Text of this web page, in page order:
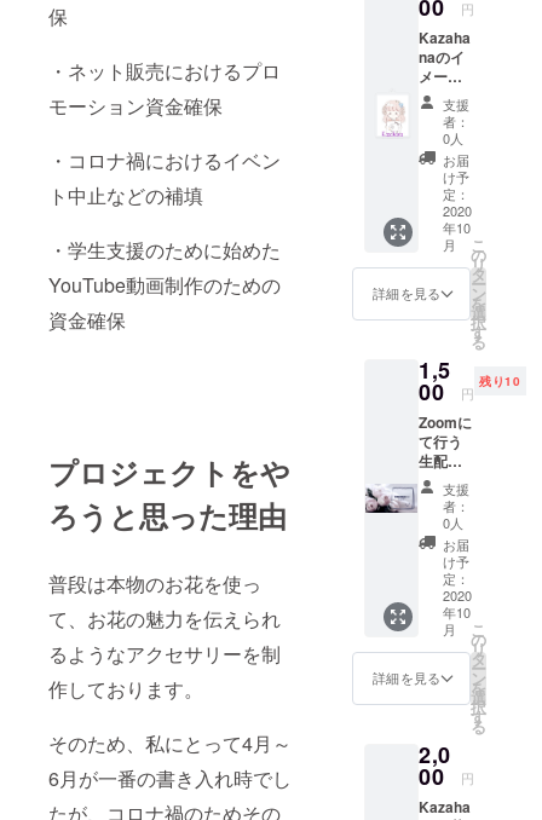
保
・ネット販売におけるプロ
モーション資金確保
・コロナ禍におけるイベン
ト中止などの補填
・学生支援のために始めた
YouTube動画制作のための
資金確保
プロジェクトをや
ろうと思った理由
普段は本物のお花を使っ
て、お花の魅力を伝えられ
るようなアクセサリーを制
作しております。
そのため、私にとって4月～
6月が一番の書き入れ時でし
たが、コロナ禍のためその
所など
の情報
は不要
です。
00 円
Kazaha
naのイ
メージ
キャラ
クター
めりし
あちゃ
んグッ
ズ詰め
合わせ
とお礼
のお手
紙。
ゆにさ
んデザ
インの
クター
めりし
あちゃ
んグッ
ズ（ポ
スト
カー
ド、缶
バッジ
他）の
詰め合
わせ
セット
をお送
りいた
しま
す。
はその
ほかに
販売前
のグッ
支援
者：
0人
お届
け予
定：
2020
年10
月
詳細を見る
こ
の
リ
タ
ー
ン
を
選
択
す
る
1,5
00 円
残り10
Zoomに
て行う
生配信
「Kaza
hana動
画勉強
編特別
版」へ
のご招
待。
Kazaha
naがコ
ロナ禍
の中、
学習に
不安を
のため
に始め
た
YouTub
支援
者：
0人
お届
け予
定：
2020
年10
月
詳細を見る
こ
の
リ
タ
ー
ン
を
選
択
す
る
2,0
00 円
Kazaha